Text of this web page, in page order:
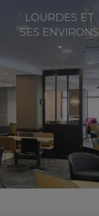
LOURDES ET
SES ENVIRONS